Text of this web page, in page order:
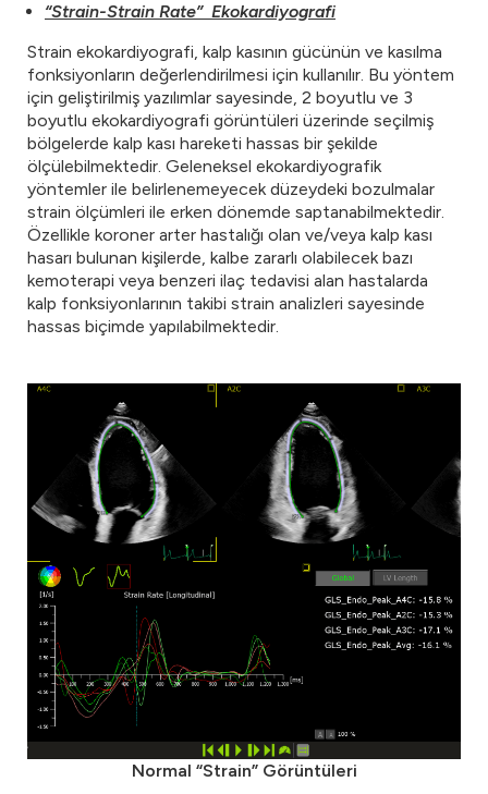
“Strain-Strain Rate” Ekokardiyografi
Strain ekokardiyografi, kalp kasının gücünün ve kasılma
fonksiyonların değerlendirilmesi için kullanılır. Bu yöntem
için geliştirilmiş yazılımlar sayesinde, 2 boyutlu ve 3
boyutlu ekokardiyografi görüntüleri üzerinde seçilmiş
bölgelerde kalp kası hareketi hassas bir şekilde
ölçülebilmektedir. Geleneksel ekokardiyografik
yöntemler ile belirlenemeyecek düzeydeki bozulmalar
strain ölçümleri ile erken dönemde saptanabilmektedir.
Özellikle koroner arter hastalığı olan ve/veya kalp kası
hasarı bulunan kişilerde, kalbe zararlı olabilecek bazı
kemoterapi veya benzeri ilaç tedavisi alan hastalarda
kalp fonksiyonlarının takibi strain analizleri sayesinde
hassas biçimde yapılabilmektedir.
Normal “Strain” Görüntüleri